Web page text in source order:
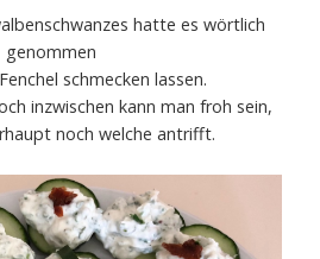
hatte es wörtlich
genommen
schmecken lassen.
inzwischen kann man froh sein,
noch welche antrifft.